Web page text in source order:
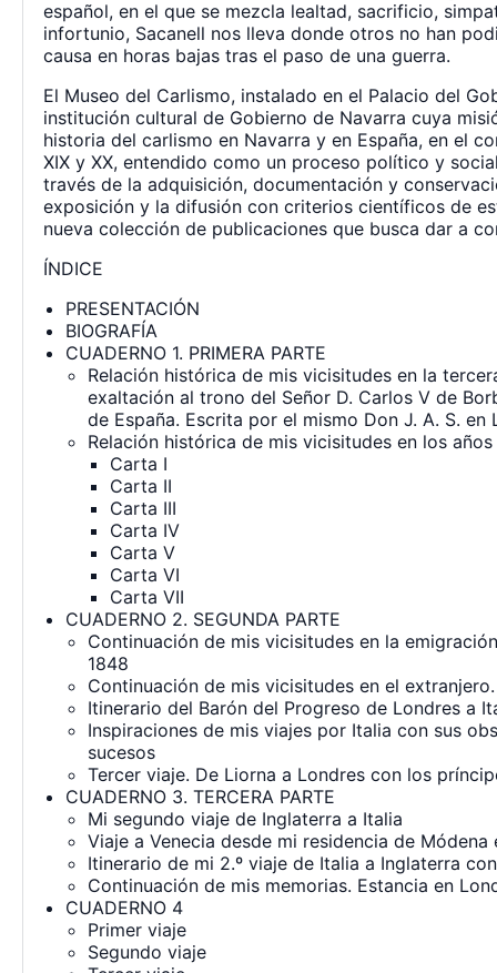
español, en el que se mezcla lealtad, sacrificio,
infortunio, Sacanell nos lleva donde otros no han
causa en horas bajas tras el paso de una guerra.
El Museo del Carlismo, instalado en el Palacio del
institución cultural de Gobierno de Navarra cuya
historia del carlismo en Navarra y en España, en el
XIX y XX, entendido como un proceso político y
través de la adquisición, documentación y
exposición y la difusión con criterios científicos de
nueva colección de publicaciones que busca dar a
ÍNDICE
PRESENTACIÓN
BIOGRAFÍA
CUADERNO 1. PRIMERA PARTE
Relación histórica de mis vicisitudes en la
exaltación al trono del Señor D. Carlos V de
de España. Escrita por el mismo Don J. A. S. en
Relación histórica de mis vicisitudes en los
Carta I
Carta II
Carta III
Carta IV
Carta V
Carta VI
Carta VII
CUADERNO 2. SEGUNDA PARTE
Continuación de mis vicisitudes en la
1848
Continuación de mis vicisitudes en el
Itinerario del Barón del Progreso de Londres a
Inspiraciones de mis viajes por Italia con sus
sucesos
Tercer viaje. De Liorna a Londres con los
CUADERNO 3. TERCERA PARTE
Mi segundo viaje de Inglaterra a Italia
Viaje a Venecia desde mi residencia de
Itinerario de mi 2.º viaje de Italia a Inglaterra
Continuación de mis memorias. Estancia en
CUADERNO 4
Primer viaje
Segundo viaje